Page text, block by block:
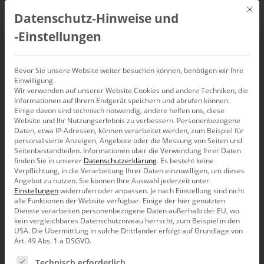
Integrierte Planung
mit Bissantz
30. August 2023, 16:00 –16:30Uhr,Webinar
Mit
Datenschutz-Hinweise und
‑Einstellungen
Bevor Sie unsere Website weiter besuchen können, benötigen wir Ihre
Einwilligung.
Wir verwenden auf unserer Website Cookies und andere Techniken, die
Informationen auf Ihrem Endgerät speichern und abrufen können.
Einige davon sind technisch notwendig, andere helfen uns, diese
Website und Ihr Nutzungserlebnis zu verbessern. Personenbezogene
Daten, etwa IP-Adressen, können verarbeitet werden, zum Beispiel für
personalisierte Anzeigen, Angebote oder die Messung von Seiten und
Seitenbestandteilen. Informationen über die Verwendung Ihrer Daten
finden Sie in unserer Datenschutzerklärung. Es besteht keine
Verpflichtung, in die Verarbeitung Ihrer Daten einzuwilligen, um dieses
Angebot zu nutzen.Sie können Ihre Auswahl jederzeit unter
Einstellungenwiderrufen oder anpassen. Je nach Einstellung sind nicht
alle Funktionen der Website verfügbar. Einige der hier genutzten
Dienste verarbeiten personenbezogene Daten außerhalb der EU, wo
kein vergleichbares Datenschutzniveau herrscht, zum Beispiel in den
USA. Die Übermittlung in solche Drittländer erfolgt auf Grundlage von
Art. 49 Abs. 1 a DSGVO.
Es folgt eine Liste der Service-Gruppen, für die eine